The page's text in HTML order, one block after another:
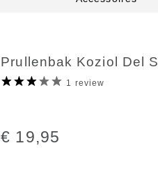
Prullenbak Koziol Del
1 review
€ 19,95